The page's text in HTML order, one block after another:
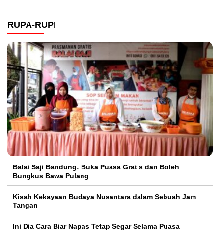
RUPA-RUPI
Balai Saji Bandung: Buka Puasa Gratis dan Boleh
Bungkus Bawa Pulang
Kisah Kekayaan Budaya Nusantara dalam Sebuah Jam
Tangan
Ini Dia Cara Biar Napas Tetap Segar Selama Puasa